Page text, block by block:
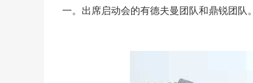
一。出席启动会的有德夫曼团队和鼎锐团队。